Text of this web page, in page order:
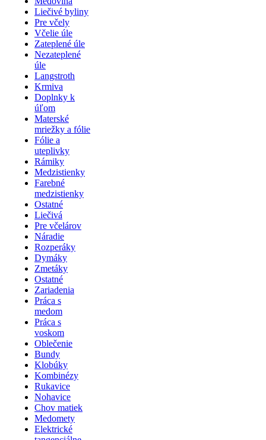
Liečivé byliny
Pre včely
Včelie úle
Zateplené úle
Nezateplené
úle
Langstroth
Krmiva
Doplnky k
úľom
Materské
mriežky a fólie
Fólie a
uteplivky
Rámiky
Medzistienky
Farebné
medzistienky
Ostatné
Liečivá
Pre včelárov
Náradie
Rozperáky
Dymáky
Zmetáky
Ostatné
Zariadenia
Práca s
medom
Práca s
voskom
Oblečenie
Bundy
Klobúky
Kombinézy
Rukavice
Nohavice
Chov matiek
Medomety
Elektrické